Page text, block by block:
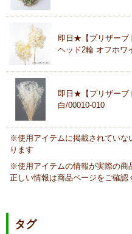
即日★【プリザーブ
ヘッド2輪 オフホワ
即日★【プリザーブ
白/00010-010
※使用アイテムに掲載されていな
ります
※使用アイテムの情報が実際の商
正しい情報は商品ページをご確認
タグ